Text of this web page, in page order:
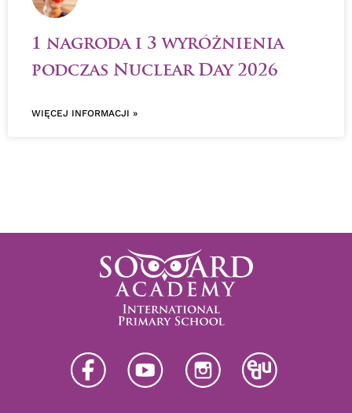
1 nagroda i 3 wyróżnienia
podczas Nuclear Day 2026
WIĘCEJ INFORMACJI »